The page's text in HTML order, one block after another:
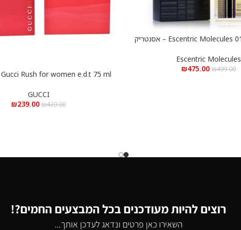
Escentric Molecules 01 e.d.t 100 ml – אסנטריק
Escentric Molecules
₪499.00
₪475.00
הוספה לסל
GUCCI
₪439.00
₪239.00
רוצים להיות מעודכנים בכל המבצעים החמים?!
השאירו כאן פרטים ונדאג לעדכן אותך...